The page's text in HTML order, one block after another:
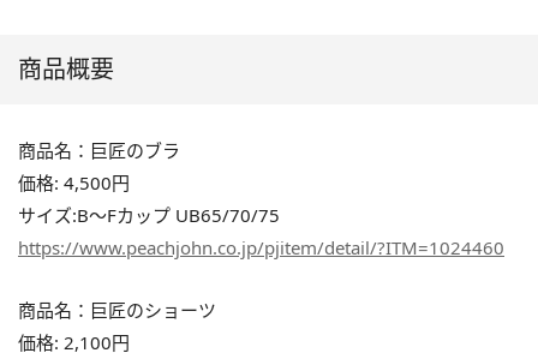
商品概要
商品名：巨匠のブラ
価格: 4,500円
サイズ:B～Fカップ UB65/70/75
https://www.peachjohn.co.jp/pjitem/detail/?ITM=1024460
商品名：巨匠のショーツ
価格: 2,100円